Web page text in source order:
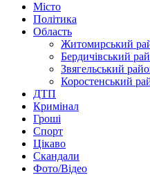
Місто
Політика
Область
Житомирський
Бердичівський
Звягельський
Коростенський
ДТП
Кримінал
Гроші
Спорт
Цікаво
Скандали
Фото/Відео